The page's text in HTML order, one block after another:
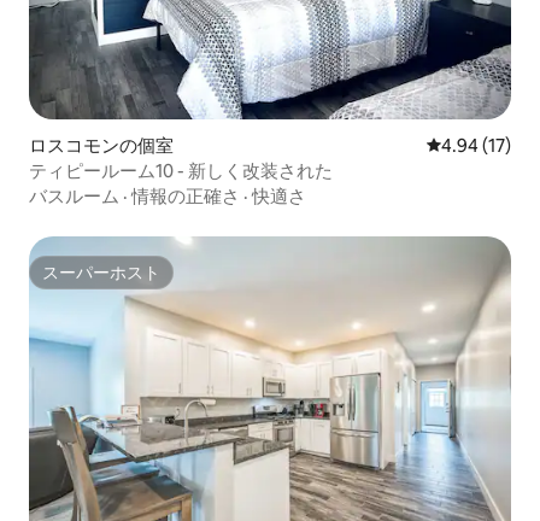
ロスコモンの個室 レビュー17
4.94 (17)
ティピールーム10 - 新しく改装された
バスルーム ·情報の正確さ ·快適さ
スーパーホスト
スーパーホスト